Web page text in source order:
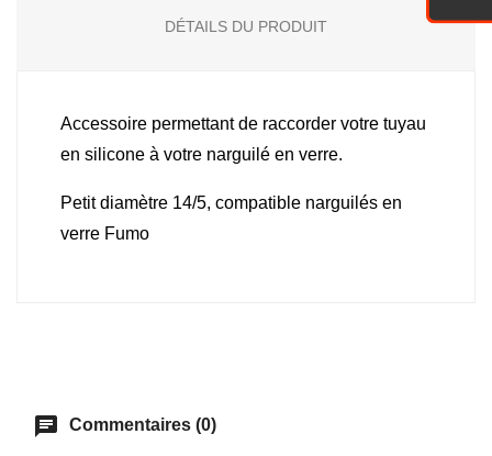
DÉTAILS DU PRODUIT
Accessoire permettant de raccorder votre tuyau
en silicone à votre narguilé en verre.
Petit diamètre 14/5, compatible narguilés en
verre Fumo
chat Commentaires (0)